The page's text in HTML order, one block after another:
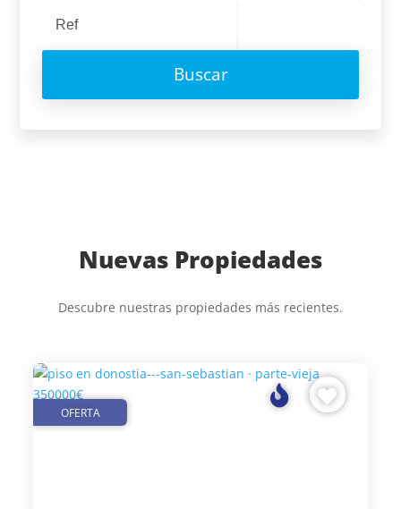
Buscar
Nuevas Propiedades
Descubre nuestras propiedades más recientes.
OFERTA